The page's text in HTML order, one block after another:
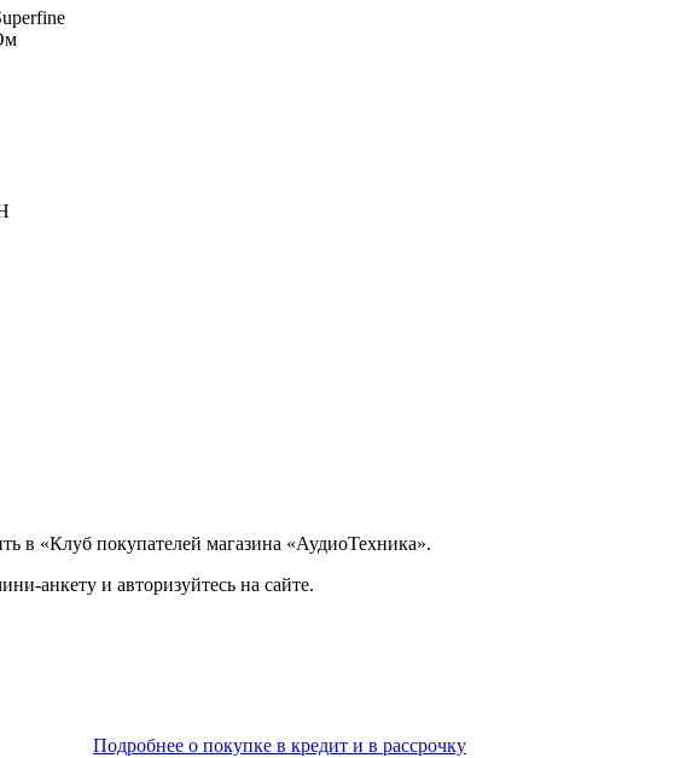
в «Клуб покупателей магазина «АудиоТехника».
анкету и авторизуйтесь на сайте.
Подробнее о покупке в кредит и в рассрочку